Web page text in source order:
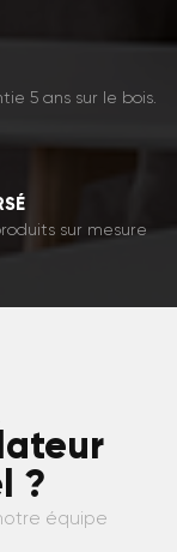
5 ans sur le bois.
sur mesure
?
équipe